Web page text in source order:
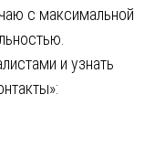
с максимальной
и узнать